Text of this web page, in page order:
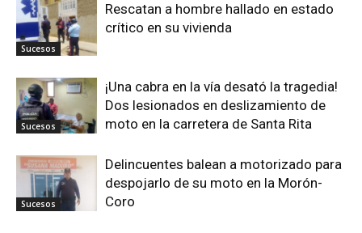
Sucesos
Rescatan a hombre hallado en estado
crítico en su vivienda
Sucesos
¡Una cabra en la vía desató la tragedia!
Dos lesionados en deslizamiento de
moto en la carretera de Santa Rita
Sucesos
Delincuentes balean a motorizado para
despojarlo de su moto en la Morón-
Coro